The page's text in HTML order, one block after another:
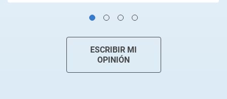
ESCRIBIR MI
OPINIÓN